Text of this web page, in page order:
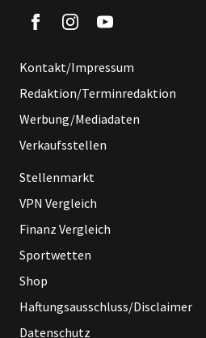
Kontakt/Impressum
Redaktion/Terminredaktion
Werbung/Mediadaten
Verkaufsstellen
Stellenmarkt
VPN Vergleich
Finanz Vergleich
Sportwetten
Shop
Haftungsausschluss/Disclaimer
Datenschutz